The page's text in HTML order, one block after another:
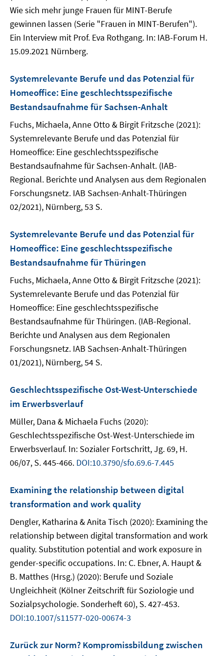
Wie sich mehr junge Frauen für MINT-Berufe
gewinnen lassen (Serie "Frauen in MINT-Berufen").
Ein Interview mit Prof. Eva Rothgang. In: IAB-Forum H.
15.09.2021 Nürnberg.
Systemrelevante Berufe und das Potenzial für
Homeoffice: Eine geschlechtsspezifische
Bestandsaufnahme für Sachsen-Anhalt
Fuchs, Michaela, Anne Otto & Birgit Fritzsche (2021):
Systemrelevante Berufe und das Potenzial für
Homeoffice: Eine geschlechtsspezifische
Bestandsaufnahme für Sachsen-Anhalt. (IAB-
Regional. Berichte und Analysen aus dem Regionalen
Forschungsnetz. IAB Sachsen-Anhalt-Thüringen
02/2021), Nürnberg, 53 S.
Systemrelevante Berufe und das Potenzial für
Homeoffice: Eine geschlechtsspezifische
Bestandsaufnahme für Thüringen
Fuchs, Michaela, Anne Otto & Birgit Fritzsche (2021):
Systemrelevante Berufe und das Potenzial für
Homeoffice: Eine geschlechtsspezifische
Bestandsaufnahme für Thüringen. (IAB-Regional.
Berichte und Analysen aus dem Regionalen
Forschungsnetz. IAB Sachsen-Anhalt-Thüringen
01/2021), Nürnberg, 54 S.
Geschlechtsspezifische Ost-West-Unterschiede
im Erwerbsverlauf
Müller, Dana & Michaela Fuchs (2020):
Geschlechtsspezifische Ost-West-Unterschiede im
Erwerbsverlauf. In: Sozialer Fortschritt, Jg. 69, H.
06/07, S. 445-466. DOI:10.3790/sfo.69.6-7.445
Examining the relationship between digital
transformation and work quality
Dengler, Katharina & Anita Tisch (2020): Examining the
relationship between digital transformation and work
quality. Substitution potential and work exposure in
gender-specific occupations. In: C. Ebner, A. Haupt &
B. Matthes (Hrsg.) (2020): Berufe und Soziale
Ungleichheit (Kölner Zeitschrift für Soziologie und
Sozialpsychologie. Sonderheft 60), S. 427-453.
DOI:10.1007/s11577-020-00674-3
Zurück zur Norm? Kompromissbildung zwischen